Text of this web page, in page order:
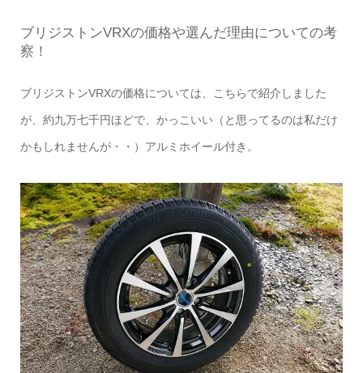
ブリジストンVRXの価格や選んだ理由についての考
察！
ブリジストンVRXの価格については、こちらで紹介しました
が、約九万七千円ほどで、かっこいい（と思ってるのは私だけ
かもしれませんが・・）アルミホイール付き。